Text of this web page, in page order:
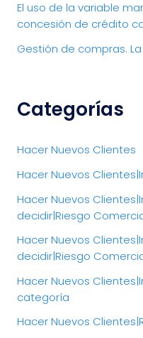
El uso de la variable
concesión de crédito
Gestión de compras.
Categorías
Hacer Nuevos Clientes
Hacer Nuevos
Hacer Nuevos
decidir|Riesgo
Hacer Nuevos
decidir|Riesgo
Hacer Nuevos
categoría
Hacer Nuevos